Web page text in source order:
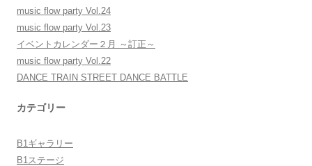
music flow party Vol.24
music flow party Vol.23
イベントカレンダー２月 ～訂正～
music flow party Vol.22
DANCE TRAIN STREET DANCE BATTLE
カテゴリー
B1ギャラリー
B1ステージ